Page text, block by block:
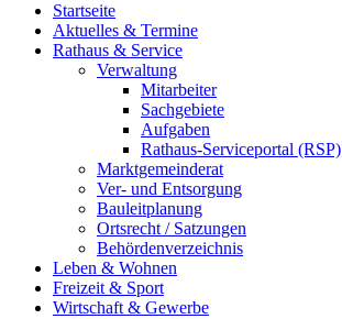
Startseite
Aktuelles & Termine
Rathaus & Service
Verwaltung
Mitarbeiter
Sachgebiete
Aufgaben
Rathaus-Serviceportal (RSP)
Marktgemeinderat
Ver- und Entsorgung
Bauleitplanung
Ortsrecht / Satzungen
Behördenverzeichnis
Leben & Wohnen
Freizeit & Sport
Wirtschaft & Gewerbe